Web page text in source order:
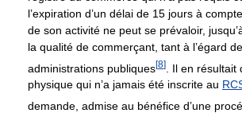
l’expiration d’un délai de 15 jours à
de son activité ne peut se prévaloir,
la qualité de commerçant, tant à l’égard
administrations publiques[8]
. Il en résultait
physique qui n’a jamais été inscrite au
demande, admise au bénéfice d’une